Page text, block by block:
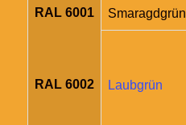
RAL 6001 Smaragdgrün
RAL 6002 Laubgrün